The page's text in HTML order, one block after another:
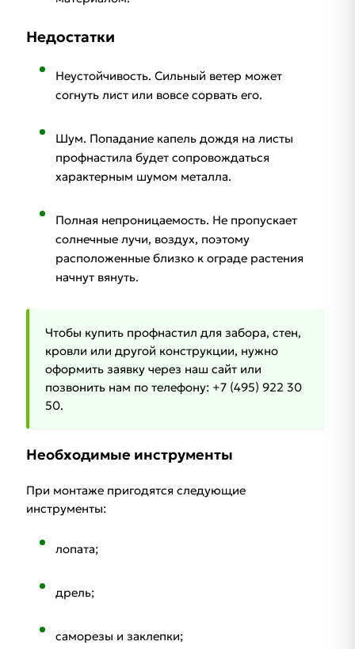
Недостатки
Неустойчивость. Сильный ветер может
согнуть лист или вовсе сорвать его.
Шум. Попадание капель дождя на листы
профнастила будет сопровождаться
характерным шумом металла.
Полная непроницаемость. Не пропускает
солнечные лучи, воздух, поэтому
расположенные близко к ограде растения
начнут вянуть.
Чтобы купить профнастил для забора, стен,
кровли или другой конструкции, нужно
оформить заявку через наш сайт или
позвонить нам по телефону: +7 (495) 922 30
50.
Необходимые инструменты
При монтаже пригодятся следующие
инструменты:
лопата;
дрель;
саморезы и заклепки;